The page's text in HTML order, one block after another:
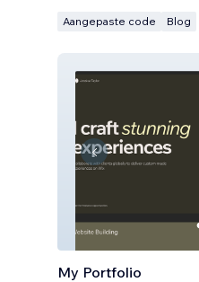
Aangepaste code Blog
My Portfolio